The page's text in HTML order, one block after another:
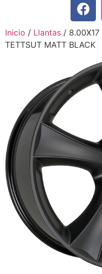
Inicio / Llantas / 8.00X17
TETTSUT MATT BLACK